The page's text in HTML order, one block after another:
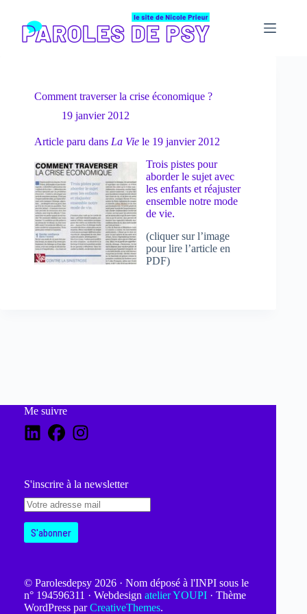
contenu
Comment traverser la crise économique ?
19 janvier 2012
Article paru dans La Vie le 19 janvier 2012
Trois pistes pour
aborder le sujet avec
les enfants et réajuster
ensemble notre mode
de vie.
(cliquer sur l’image
pour lire l’article en
PDF)
Me suivre
S'inscrire à la newsletter
© Parolesdepsy 2026 · Nom déposé à l'INPI sous le
n° 194596311 · Webdesign atelier YOUPI · Thème
WordPress parCreativeThemes.